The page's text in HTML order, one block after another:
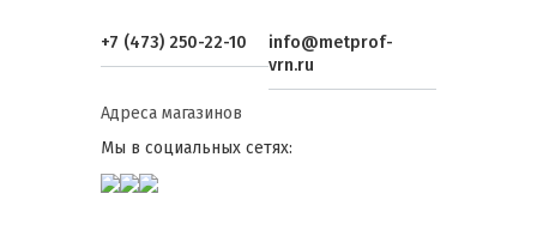
+7 (473) 250-22-10
info@metprof-
vrn.ru
Адреса магазинов
Мы в социальных сетях: